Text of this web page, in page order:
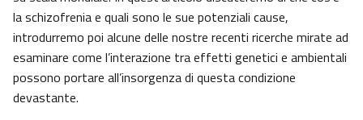
la schizofrenia e quali sono le sue potenziali cause,
introdurremo poi alcune delle nostre recenti ricerche mirate ad
esaminare come l’interazione tra effetti genetici e ambientali
possono portare all’insorgenza di questa condizione
devastante.